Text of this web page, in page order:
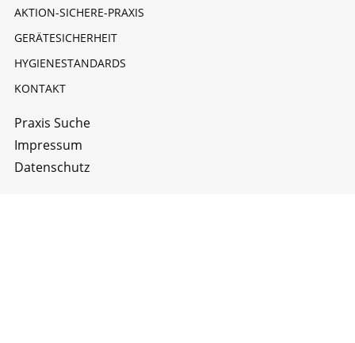
AKTION-SICHERE-PRAXIS
GERÄTESICHERHEIT
HYGIENESTANDARDS
KONTAKT
Praxis Suche
Impressum
Datenschutz